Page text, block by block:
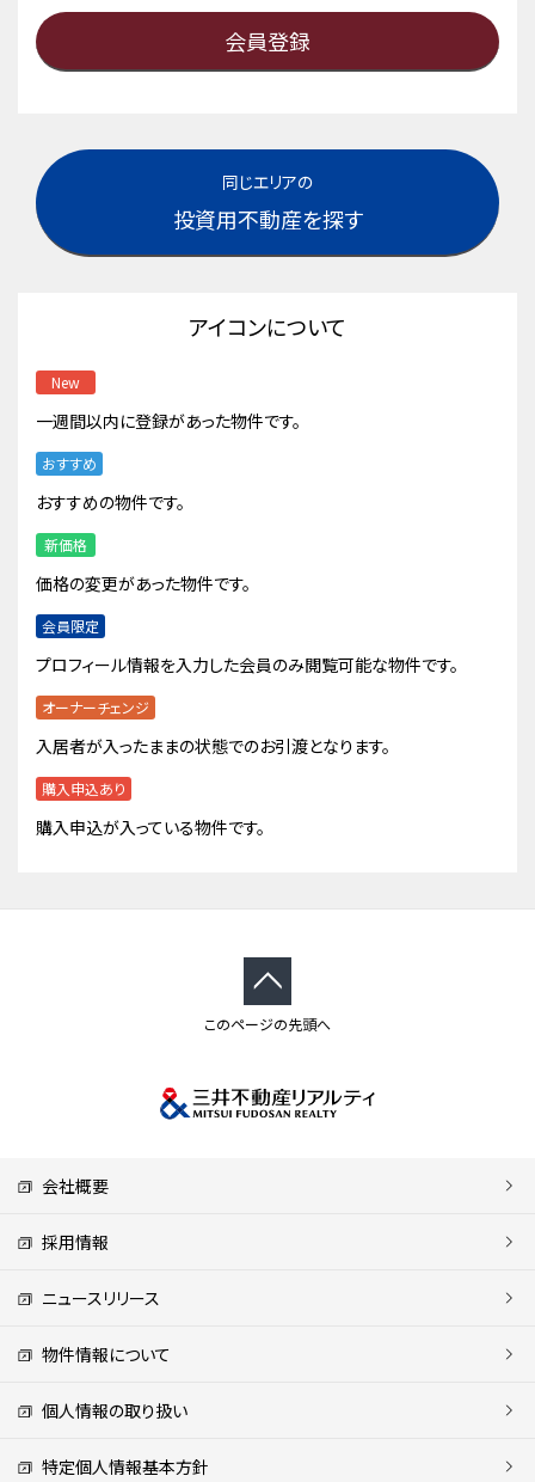
会員登録
同じエリアの
投資用不動産を探す
アイコンについて
New
一週間以内に登録があった物件です。
おすすめ
おすすめの物件です。
新価格
価格の変更があった物件です。
会員限定
プロフィール情報を入力した会員のみ閲覧可能な物件です。
オーナーチェンジ
入居者が入ったままの状態でのお引渡となります。
購入申込あり
購入申込が入っている物件です。
このページの先頭へ
会社概要
採用情報
ニュースリリース
物件情報について
個人情報の取り扱い
特定個人情報基本方針